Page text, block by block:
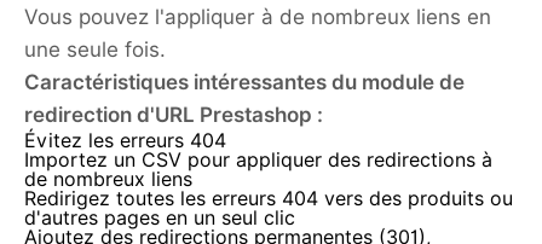
Vous pouvez l'appliquer à de nombreux liens en
une seule fois.
Caractéristiques intéressantes du module de
redirection d'URL Prestashop :
Évitez les erreurs 404
Importez un CSV pour appliquer des redirections à
de nombreux liens
Redirigez toutes les erreurs 404 vers des produits ou
d'autres pages en un seul clic
Ajoutez des redirections permanentes (301),